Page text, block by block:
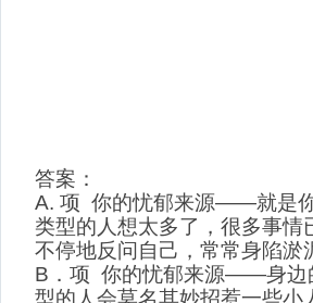
答案：
A. 项 你的忧郁来源——就是
类型的人想太多了，很多事
不停地反问自己，常常身陷淤
B．项 你的忧郁来源——身边
型的人会莫名其妙招惹一些